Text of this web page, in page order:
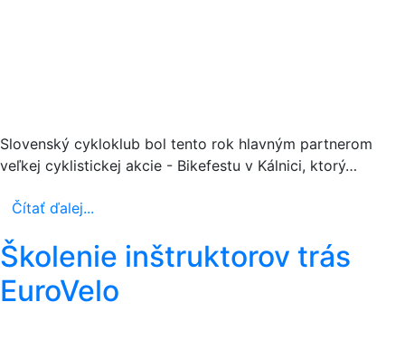
Slovenský cykloklub bol tento rok hlavným partnerom
veľkej cyklistickej akcie - Bikefestu v Kálnici, ktorý…
Čítať ďalej...
Školenie inštruktorov trás
EuroVelo